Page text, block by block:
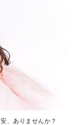
、ありませんか？